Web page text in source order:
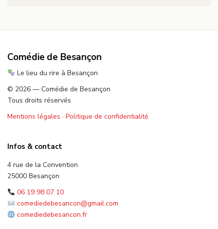
Comédie de Besançon
Le lieu du rire à Besançon
© 2026 — Comédie de Besançon
Tous droits réservés
Mentions légales · Politique de confidentialité
Infos & contact
4 rue de la Convention
25000 Besançon
06 19 98 07 10
comediedebesancon@gmail.com
comediedebesancon.fr